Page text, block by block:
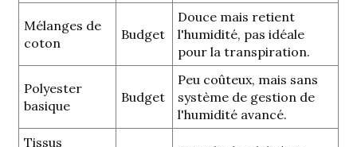
Mélanges de
coton
Budget
Douce mais retient
l'humidité, pas idéale
pour la transpiration.
Polyester
basique
Budget
Peu coûteux, mais sans
système de gestion de
l'humidité avancé.
Tissus